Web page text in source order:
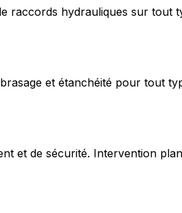
raccords hydrauliques sur tout
et étanchéité pour tout
et de sécurité. Intervention